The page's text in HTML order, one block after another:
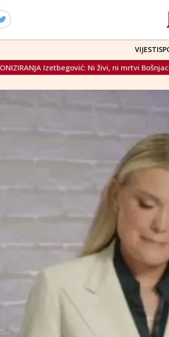
VIJESTI
živi, ni mrtvi Bošnjaci nemaju prava koja imaju